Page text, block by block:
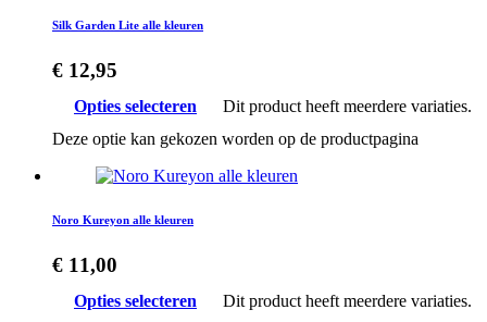
Silk Garden Lite alle kleuren
€ 12,95
Opties selecteren
Dit product heeft meerdere variaties.
Deze optie kan gekozen worden op de productpagina
Noro Kureyon alle kleuren
€ 11,00
Opties selecteren
Dit product heeft meerdere variaties.